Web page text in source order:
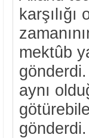
mektûb
aynı
gönderdi.